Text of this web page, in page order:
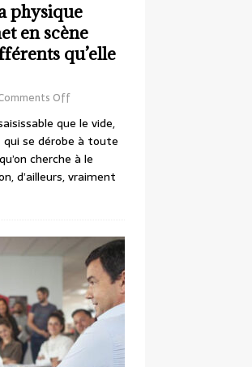
physique
en scène
qu’elle
Off
que le vide,
se dérobe à toute
cherche à le
d’ailleurs, vraiment